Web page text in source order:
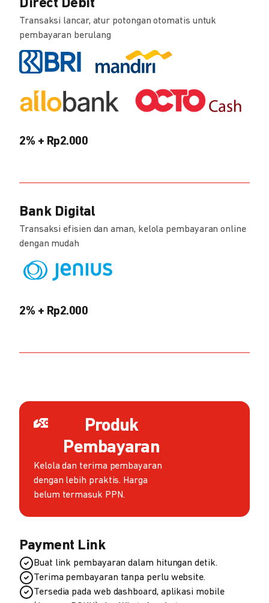
Direct Debit
Transaksi lancar, atur potongan otomatis untuk
pembayaran berulang
2% + Rp2.000
Bank Digital
Transaksi efisien dan aman, kelola pembayaran online
dengan mudah
2% + Rp2.000
Produk
Pembayaran
Kelola dan terima pembayaran
dengan lebih praktis. Harga
belum termasuk PPN.
Payment Link
Buat link pembayaran dalam hitungan detik.
Terima pembayaran tanpa perlu website.
Tersedia pada web dashboard, aplikasi mobile